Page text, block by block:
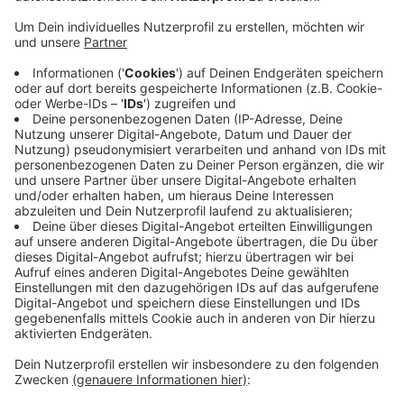
Anzeige
Der ursprünglich erwartete Ansturm sei voll und ganz
ausgeblieben, sagte Kreissprecherin Ruth Keuken
heute auf Anfrage von Antenne Niederrhein. Novavax
wird seit vergangenem Sonntag auch im Kreis Kleve
verimpft. Zum Start wurden in Emmerich insgesamt
103 Menschen geimpft; davon nur 28 mit Novavax.
Novavax gilt eigentlich als Alternative für diejenigen,
für die mRNA-Impftstoffe, wie die von Biontech und
Moderna, aus gesundheitlichen oder persönlichen
Gründen nicht in Frage kommen.
Anzeige